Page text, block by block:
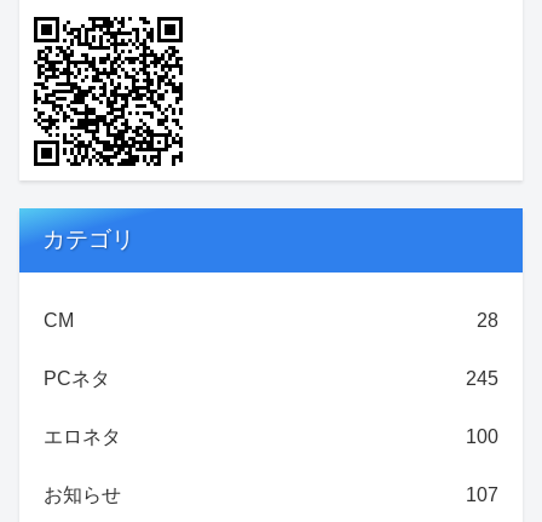
カテゴリ
CM 28
PCネタ 245
エロネタ 100
お知らせ 107